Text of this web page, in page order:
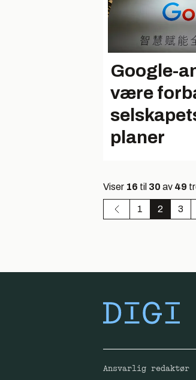
Google-
være
planer
Viser 16 til 30 av 49
1 2 3
Ansvarlig redaktør